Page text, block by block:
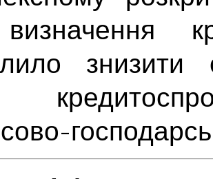
знизити